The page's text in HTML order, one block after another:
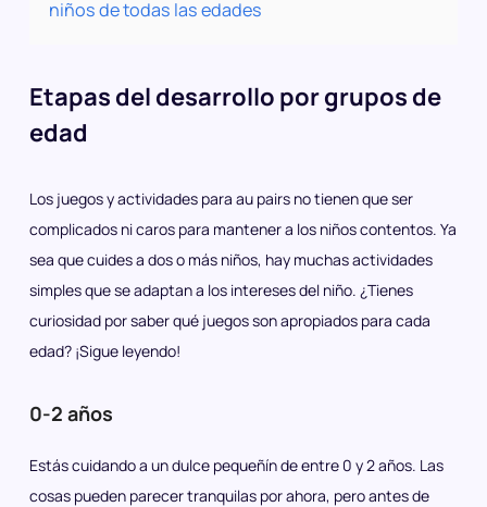
niños de todas las edades
Etapas del desarrollo por grupos de
edad
Los juegos y actividades para au pairs no tienen que ser
complicados ni caros para mantener a los niños contentos. Ya
sea que cuides a dos o más niños, hay muchas actividades
simples que se adaptan a los intereses del niño. ¿Tienes
curiosidad por saber qué juegos son apropiados para cada
edad? ¡Sigue leyendo!
0-2 años
Estás cuidando a un dulce pequeñín de entre 0 y 2 años. Las
cosas pueden parecer tranquilas por ahora, pero antes de